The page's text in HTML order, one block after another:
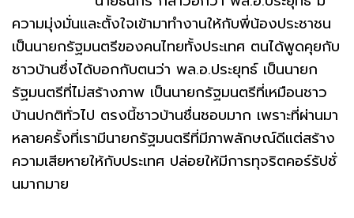
ความมุ่งมั่นและตั้งใจเข้ามาทำงานให้กับพี่น้องประชาชน
เป็นนายกรัฐมนตรีของคนไทยทั้งประเทศ ตนได้พูดคุยกับ
ชาวบ้านซึ่งได้บอกกับตนว่า พล.อ.ประยุทธ์ เป็นนายก
รัฐมนตรีที่ไม่สร้างภาพ เป็นนายกรัฐมนตรีที่เหมือนชาว
บ้านปกติทั่วไป ตรงนี้ชาวบ้านชื่นชอบมาก เพราะที่ผ่านมา
หลายครั้งที่เรามีนายกรัฐมนตรีที่มีภาพลักษณ์ดีแต่สร้าง
ความเสียหายให้กับประเทศ ปล่อยให้มีการทุจริตคอร์รัปชั่
นมากมาย